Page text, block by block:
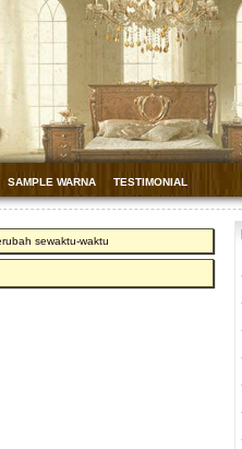
SAMPLE WARNA
TESTIMONIAL
sewaktu-waktu